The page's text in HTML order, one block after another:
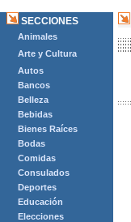
SECCIONES
Animales
Arte y Cultura
Autos
Bancos
Belleza
Bebidas
Bienes Raíces
Bodas
Comidas
Consulados
Deportes
Educación
Elecciones